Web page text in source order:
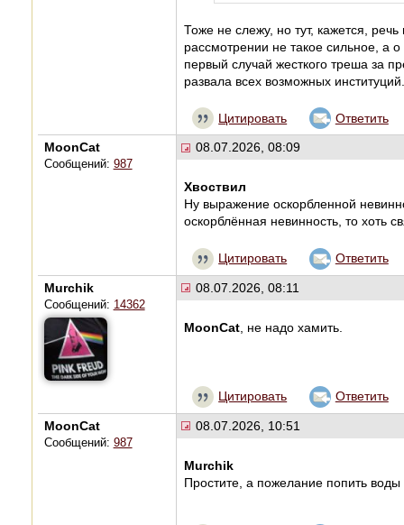
Тоже не слежу, но тут, кажется,
рассмотрении не такое сильное, а
первый случай жесткого треша за
развала всех возможных институций.
Цитировать Ответить
MoonCat
Сообщений: 987
08.07.2026, 08:09
Хвоствил
Ну выражение оскорбленной
оскорблённая невинность, то хоть
Цитировать Ответить
Murchik
Сообщений: 14362
08.07.2026, 08:11
MoonCat, не надо хамить.
Цитировать Ответить
MoonCat
Сообщений: 987
08.07.2026, 10:51
Murchik
Простите, а пожелание попить